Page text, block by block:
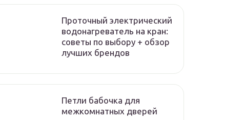
Проточный электрический
водонагреватель на кран:
советы по выбору + обзор
лучших брендов
Петли бабочка для
межкомнатных дверей